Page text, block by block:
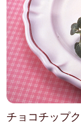
チョコチップ